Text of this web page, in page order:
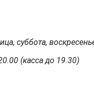
суббота,
(касса до 19.30)